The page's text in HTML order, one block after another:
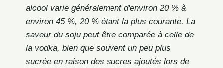
alcool varie généralement d'environ 20 % à
environ 45 %, 20 % étant la plus courante. La
saveur du soju peut être comparée à celle de
la vodka, bien que souvent un peu plus
sucrée en raison des sucres ajoutés lors de